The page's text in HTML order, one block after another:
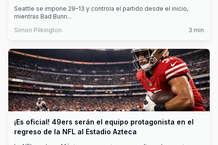
Seattle se impone 29–13 y controla el partido desde el inicio,
mientras Bad Bunn...
Simon Pilkington
3 min
¡Es oficial! 49ers serán el equipo protagonista en el
regreso de la NFL al Estadio Azteca